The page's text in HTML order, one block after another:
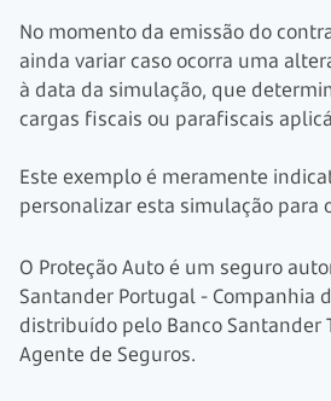
No momento da emissão do
ainda variar caso ocorra uma
à data da simulação, que
cargas fiscais ou parafiscais
Este exemplo é meramente
personalizar esta simulação para
O Proteção Auto é um seguro
Santander Portugal - Companhia
distribuído pelo Banco Santander
Agente de Seguros.